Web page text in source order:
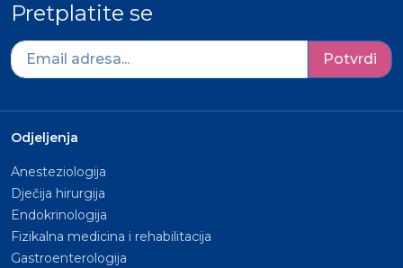
Pretplatite se
Potvrdi
Odjeljenja
Anesteziologija
Dječija hirurgija
Endokrinologija
Fizikalna medicina i rehabilitacija
Gastroenterologija